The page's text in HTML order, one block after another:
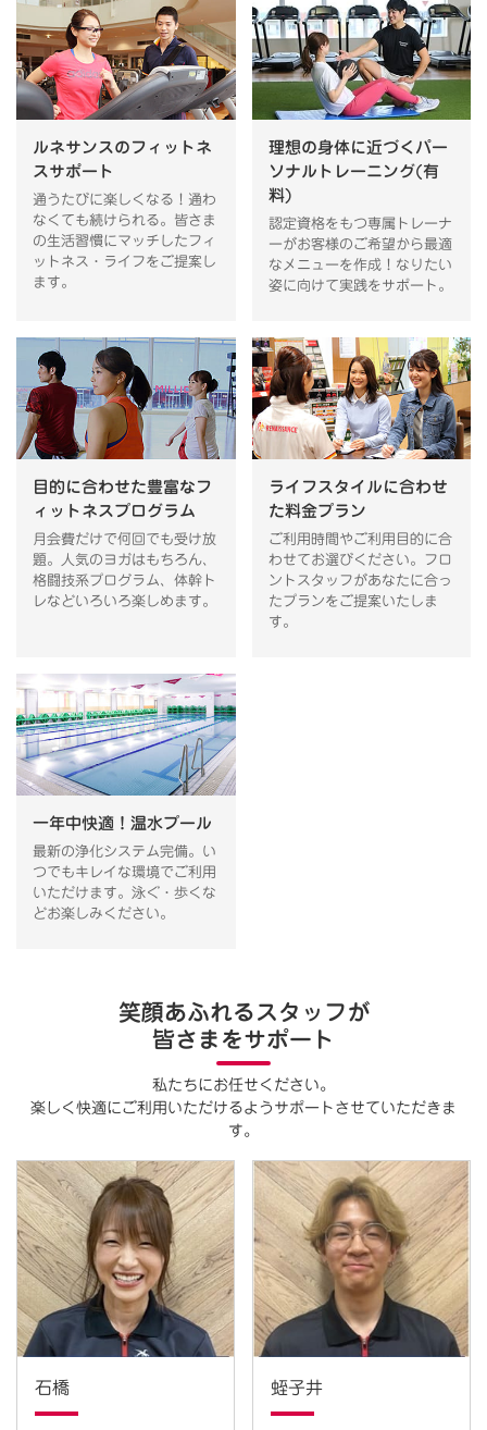
ルネサンスのフィットネ
スサポート
通うたびに楽しくなる！通わ
なくても続けられる。皆さま
の生活習慣にマッチしたフィ
ットネス・ライフをご提案し
ます。
理想の身体に近づくパー
ソナルトレーニング(有
料)
認定資格をもつ専属トレーナ
ーがお客様のご希望から最適
なメニューを作成！なりたい
姿に向けて実践をサポート。
目的に合わせた豊富なフ
ィットネスプログラム
月会費だけで何回でも受け放
題。人気のヨガはもちろん、
格闘技系プログラム、体幹ト
レなどいろいろ楽しめます。
ライフスタイルに合わせ
た料金プラン
ご利用時間やご利用目的に合
わせてお選びください。フロ
ントスタッフがあなたに合っ
たプランをご提案いたしま
す。
一年中快適！温水プール
最新の浄化システム完備。い
つでもキレイな環境でご利用
いただけます。泳ぐ・歩くな
どお楽しみください。
笑顔あふれるスタッフが
皆さまをサポート
私たちにお任せください。
楽しく快適にご利用いただけるようサポートさせていただきま
す。
石橋 蛭子井